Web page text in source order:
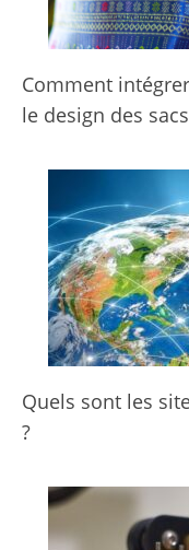
Comment
le design des
Quels sont les
?